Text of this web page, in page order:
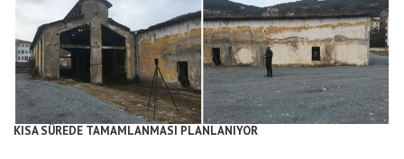
KISA SÜREDE TAMAMLANMASI PLANLANIYOR